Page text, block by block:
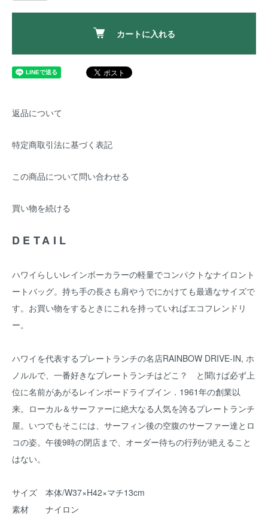
カートに入れる
返品について
特定商取引法に基づく表記
この商品について問い合わせる
買い物を続ける
DETAIL
ハワイらしいレインボーカラーの軽量でコンパクトなナイロント
ートバッグ。持ち手の長さも肩やうでにかけても最適なサイズで
す。お買い物をするときにこれを持っていればエコフレンドリ
ー。
ハワイを代表するプレートランチの名店RAINBOW DRIVE-IN, ホ
ノルルで、一番好きなプレートランチはどこ？ と聞けば必ず上
位に名前があがるレインボードライブイン．1961年の創業以
来。ローカル＆サーファーに絶大なる人気を誇るプレートランチ
屋。いつでもそこには、サーフィン後の空腹のサーファー達とロ
コの姿。午後9時の閉店まで、オーダー待ちの行列が絶えること
はない。
サイズ 本体/W37×H42×マチ13cm
素材 ナイロン